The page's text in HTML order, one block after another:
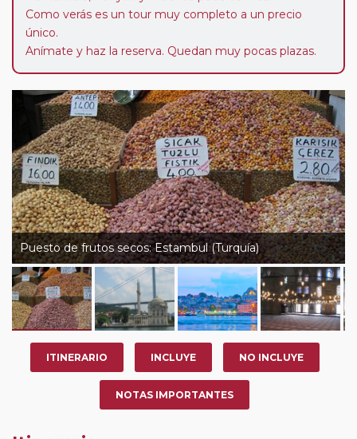
Como verás es un tour muy completo a un precio
único.
Anímate y haz la reserva. Quedan muy pocas plazas.
Puesto de frutos secos: Estambul (Turquía)
ITINERARIO INCLUYE NO INCLUYE
NOTAS IMPORTANTES